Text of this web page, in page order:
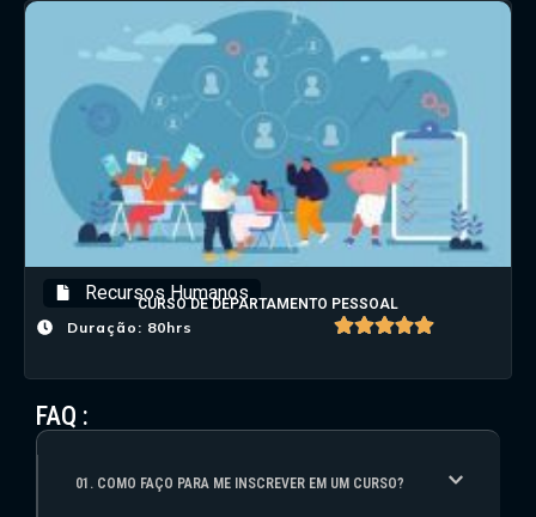
Recursos Humanos
CURSO DE DEPARTAMENTO PESSOAL
Duração: 80hrs
FAQ :
01. COMO FAÇO PARA ME INSCREVER EM UM CURSO?